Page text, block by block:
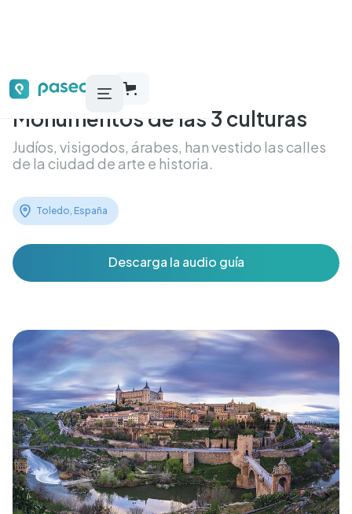
Monumentos de las 3 culturas
Judíos, visigodos, árabes, han vestido las calles
de la ciudad de arte e historia.
Toledo, España
Descarga la audio guía